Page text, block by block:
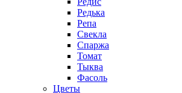
Редька
Репа
Свекла
Спаржа
Томат
Тыква
Фасоль
Цветы